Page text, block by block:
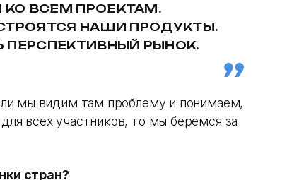
ВСЕМ ПРОЕКТАМ.
НАШИ ПРОДУКТЫ.
ПЕРСПЕКТИВНЫЙ РЫНОК.
мы видим там проблему и понимаем,
всех участников, то мы беремся за
стран?